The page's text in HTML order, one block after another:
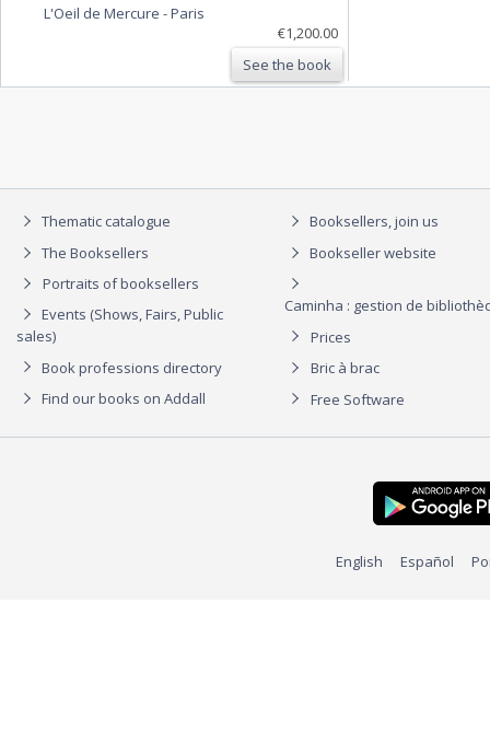
L'Oeil de Mercure -Paris
€1,200.00
See the book
Thematic catalogue
The Booksellers
Portraits of booksellers
Events (Shows, Fairs, Public
sales)
Book professions directory
Find our books on Addall
Booksellers, join us
Bookseller website
Caminha : gestion de
Prices
Bric à brac
Free Software
English Español